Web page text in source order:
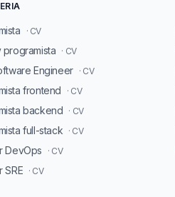
· CV
programista · CV
Engineer · CV
frontend · CV
backend · CV
full-stack · CV
DevOps · CV
SRE · CV